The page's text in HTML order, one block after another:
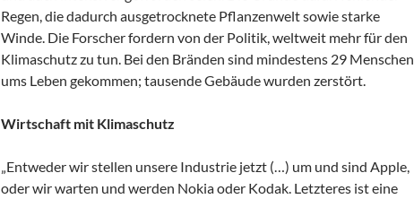
Regen, die dadurch ausgetrocknete Pflanzenwelt sowie starke
Winde. Die Forscher fordern von der Politik, weltweit mehr für den
Klimaschutz zu tun. Bei den Bränden sind mindestens 29 Menschen
ums Leben gekommen; tausende Gebäude wurden zerstört.
Wirtschaft mit Klimaschutz
„Entweder wir stellen unsere Industrie jetzt (…) um und sind Apple,
oder wir warten und werden Nokia oder Kodak. Letzteres ist eine